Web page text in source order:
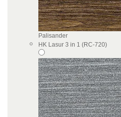
Palisander
HK Lasur 3 in 1 (RC-720)